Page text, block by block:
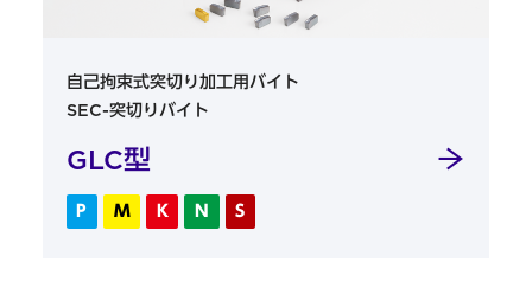
自己拘束式突切り加工用バイト
SEC-突切りバイト
GLC型
P M K N S